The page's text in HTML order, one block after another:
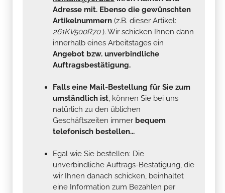
Adresse mit. Ebenso die gewünschten
Artikelnummern (z.B. dieser Artikel:
261KV500R70). Wir schicken Ihnen dann
innerhalb eines Arbeitstages ein
Angebot bzw. unverbindliche
Auftragsbestätigung.
Falls eine Mail-Bestellung für Sie zum
umständlich ist, können Sie bei uns
natürlich zu den üblichen
Geschäftszeiten immer bequem
telefonisch bestellen...
Egal wie Sie bestellen: Die
unverbindliche Auftrags-Bestätigung, die
wir Ihnen danach schicken, beinhaltet
eine Information zum Bezahlen per